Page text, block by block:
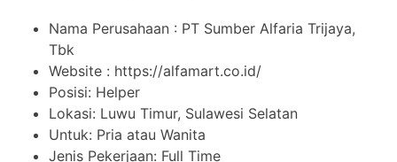
Nama Perusahaan : PT Sumber Alfaria Trijaya,
Tbk
Website : https://alfamart.co.id/
Posisi: Helper
Lokasi: Luwu Timur, Sulawesi Selatan
Untuk: Pria atau Wanita
Jenis Pekerjaan: Full Time